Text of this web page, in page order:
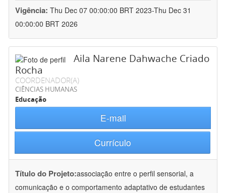
Vigência: Thu Dec 07 00:00:00 BRT 2023-Thu Dec 31
00:00:00 BRT 2026
Aila Narene Dahwache Criado
Rocha
COORDENADOR(A)
CIÊNCIAS HUMANAS
Educação
E-mail
Currículo
Título do Projeto:associação entre o perfil sensorial, a
comunicação e o comportamento adaptativo de estudantes